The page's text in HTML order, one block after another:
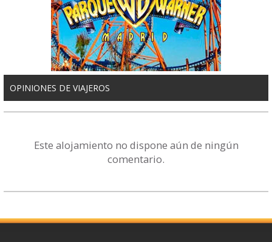
OPINIONES DE VIAJEROS
Este alojamiento no dispone aún de ningún
comentario.